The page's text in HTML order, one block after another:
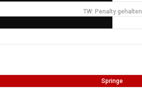
TW: Penalty gehalten
Springe